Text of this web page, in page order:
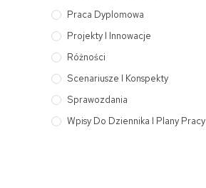
Praca Dyplomowa
Projekty I Innowacje
Różności
Scenariusze I Konspekty
Sprawozdania
Wpisy Do Dziennika I Plany Pracy